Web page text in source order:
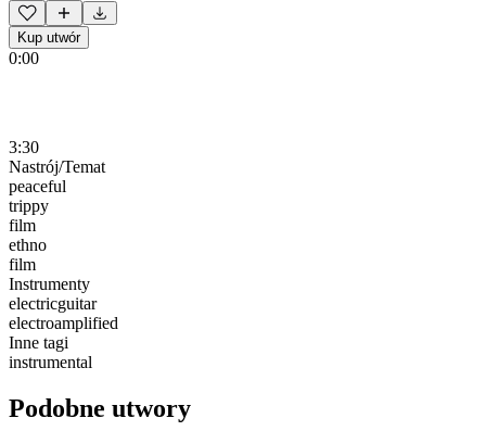
Kup utwór
0:00
3:30
Nastrój/Temat
peaceful
trippy
film
ethno
film
Instrumenty
electricguitar
electroamplified
Inne tagi
instrumental
Podobne utwory